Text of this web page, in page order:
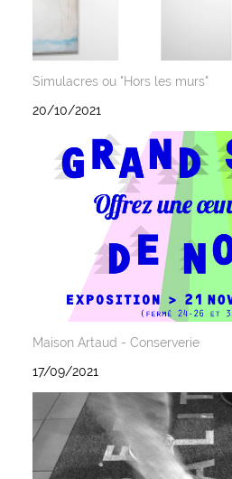
Simulacres ou "Hors les murs"
20/10/2021
Maison Artaud - Conserverie
17/09/2021